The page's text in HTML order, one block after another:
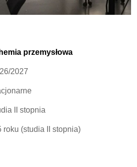
przemysłowa
2027
II stopnia
roku (studia II stopnia)